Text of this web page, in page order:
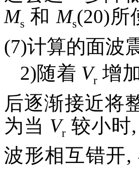
Ms 和 Ms(20)所
(7)计算的面波
2)随着 Vr 增
后逐渐接近将
为当 Vr较小时,
波形相互错开